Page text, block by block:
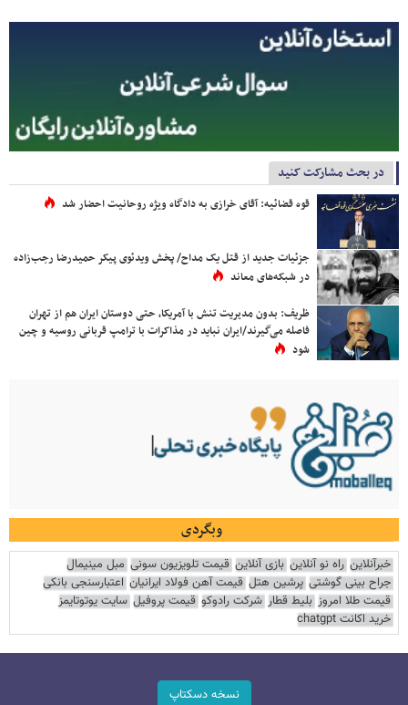
در بحث مشارکت کنید
قوه قضائیه: آقای خرازی به دادگاه ویژه روحانیت احضار شد
جزئیات جدید از قتل یک مداح/ پخش ویدئوی پیکر حمیدرضا رجب‌زاده
در شبکه‌های معاند
ظریف: بدون مدیریت تنش با آمریکا، حتی دوستان ایران هم از تهران
فاصله می‌گیرند/ایران نباید در مذاکرات با ترامپ قربانی روسیه و چین
شود
وبگردی
خبرآنلاین راه نو آنلاین بازی آنلاین قیمت تلویزیون سونی مبل مینیمال
جراح بینی گوشتی پرشین هتل قیمت آهن فولاد ایرانیان اعتبارسنجی بانکی
قیمت طلا امروز بلیط قطار شرکت رادوکو قیمت پروفیل سایت یوتوتایمز
خرید اکانت chatgpt
نسخه دسکتاپ